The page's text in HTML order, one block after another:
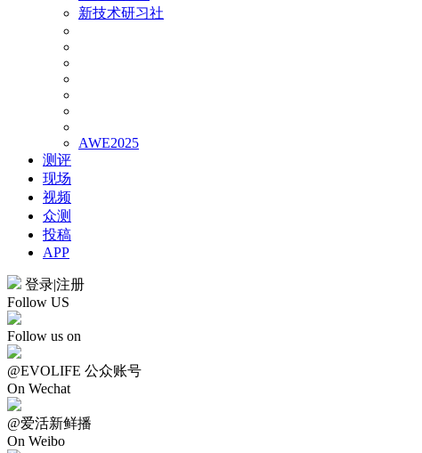
新技术研习社
AWE2025
测评
现场
视频
众测
投稿
APP
登录|注册
Follow US
Follow us on
@EVOLIFE 公众账号
On Wechat
@爱活新鲜播
On Weibo